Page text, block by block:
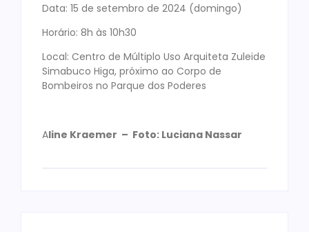
Data: 15 de setembro de 2024 (domingo)
Horário: 8h às 10h30
Local: Centro de Múltiplo Uso Arquiteta Zuleide
Simabuco Higa, próximo ao Corpo de
Bombeiros no Parque dos Poderes
Aline Kraemer – Foto: Luciana Nassar